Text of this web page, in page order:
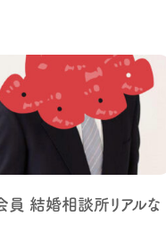
員 結婚相談所リアルな